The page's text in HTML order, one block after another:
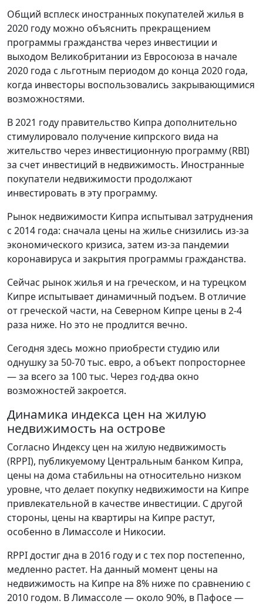
Общий всплеск иностранных покупателей жилья в
2020 году можно объяснить прекращением
программы гражданства через инвестиции и
выходом Великобритании из Евросоюза в начале
2020 года с льготным периодом до конца 2020 года,
когда инвесторы воспользовались закрывающимися
возможностями.
В 2021 году правительство Кипра дополнительно
стимулировало получение кипрского вида на
жительство через инвестиционную программу (RBI)
за счет инвестиций в недвижимость. Иностранные
покупатели недвижимости продолжают
инвестировать в эту программу.
Рынок недвижимости Кипра испытывал затруднения
с 2014 года: сначала цены на жилье снизились из-за
экономического кризиса, затем из-за пандемии
коронавируса и закрытия программы гражданства.
Сейчас рынок жилья и на греческом, и на турецком
Кипре испытывает динамичный подъем. В отличие
от греческой части, на Северном Кипре цены в 2-4
раза ниже. Но это не продлится вечно.
Сегодня здесь можно приобрести студию или
однушку за 50-70 тыс. евро, а объект попросторнее
— за всего за 100 тыс. Через год-два окно
возможностей закроется.
Динамика индекса цен на жилую
недвижимость на острове
Согласно Индексу цен на жилую недвижимость
(RPPI), публикуемому Центральным банком Кипра,
цены на дома стабильны на относительно низком
уровне, что делает покупку недвижимости на Кипре
привлекательной в качестве инвестиции. С другой
стороны, цены на квартиры на Кипре растут,
особенно в Лимассоле и Никосии.
RPPI достиг дна в 2016 году и с тех пор постепенно,
медленно растет. На данный момент цены на
недвижимость на Кипре на 8% ниже по сравнению с
2010 годом. В Лимассоле — около 90%, в Пафосе —